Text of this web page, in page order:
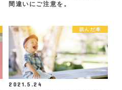
間違いにご注意を。
読んだ本
2021.5.24